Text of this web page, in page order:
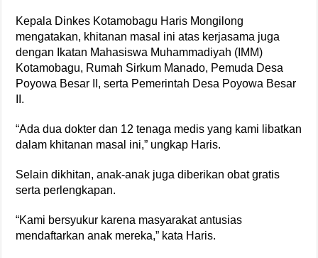
Kepala Dinkes Kotamobagu Haris Mongilong
mengatakan, khitanan masal ini atas kerjasama juga
dengan Ikatan Mahasiswa Muhammadiyah (IMM)
Kotamobagu, Rumah Sirkum Manado, Pemuda Desa
Poyowa Besar II, serta Pemerintah Desa Poyowa Besar
II.
“Ada dua dokter dan 12 tenaga medis yang kami libatkan
dalam khitanan masal ini,” ungkap Haris.
Selain dikhitan, anak-anak juga diberikan obat gratis
serta perlengkapan.
“Kami bersyukur karena masyarakat antusias
mendaftarkan anak mereka,” kata Haris.